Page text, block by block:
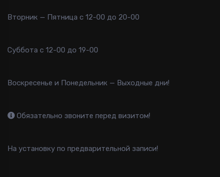
Вторник — Пятница с 12-00 до 20-00
Суббота с 12-00 до 19-00
Воскресенье и Понедельник — Выходные дни!
Обязательно звоните перед визитом!
На установку по предварительной записи!